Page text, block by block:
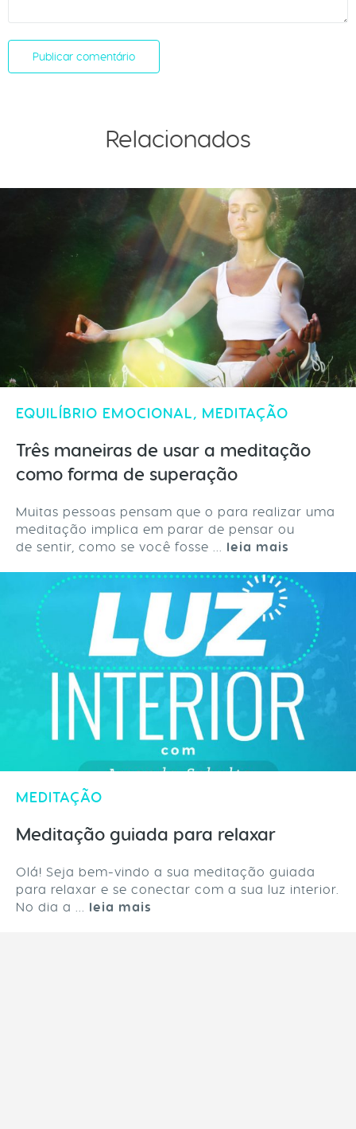
Relacionados
EQUILÍBRIO EMOCIONAL, MEDITAÇÃO
Três maneiras de usar a meditação
como forma de superação
Muitas pessoas pensam que o para realizar uma
meditação implica em parar de pensar ou
de sentir, como se você fosse ... leia mais
MEDITAÇÃO
Meditação guiada para relaxar
Olá! Seja bem-vindo a sua meditação guiada
para relaxar e se conectar com a sua luz interior.
No dia a ... leia mais